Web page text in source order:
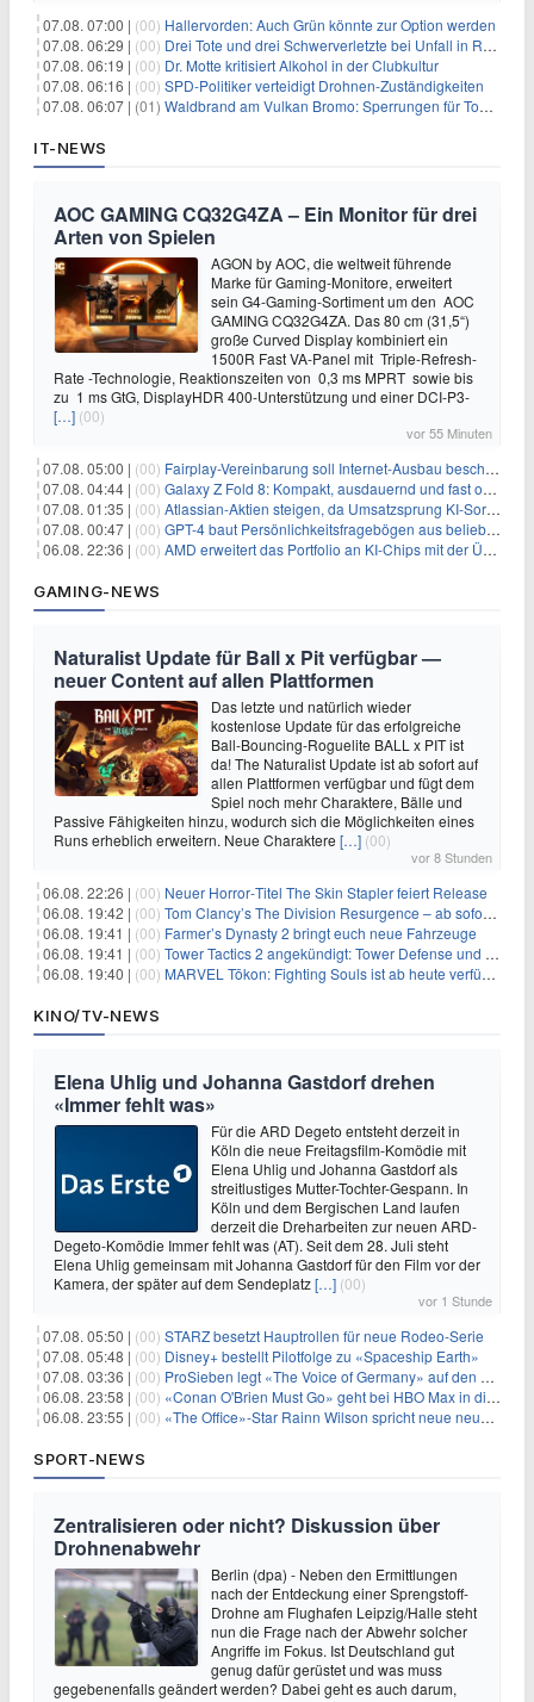
07.08. 07:00 | (00) Hallervorden: Auch Grün könnte zur Option werden
07.08. 06:29 | (00) Drei Tote und drei Schwerverletzte bei Unfall in Rheinland-Pfalz
07.08. 06:19 | (00) Dr. Motte kritisiert Alkohol in der Clubkultur
07.08. 06:16 | (00) SPD-Politiker verteidigt Drohnen-Zuständigkeiten
07.08. 06:07 | (01) Waldbrand am Vulkan Bromo: Sperrungen für Touristen
IT-NEWS
AOC GAMING CQ32G4ZA – Ein Monitor für drei
Arten von Spielen
AGON by AOC, die weltweit führende
Marke für Gaming-Monitore, erweitert
sein G4-Gaming-Sortiment um den AOC
GAMING CQ32G4ZA. Das 80 cm (31,5“)
große Curved Display kombiniert ein
1500R Fast VA-Panel mit Triple-Refresh-
Rate -Technologie, Reaktionszeiten von 0,3 ms MPRT sowie bis
zu 1 ms GtG, DisplayHDR 400-Unterstützung und einer DCI-P3-
[…] (00)
vor 55 Minuten
07.08. 05:00 | (00) Fairplay-Vereinbarung soll Internet-Ausbau beschleunigen
07.08. 04:44 | (00) Galaxy Z Fold 8: Kompakt, ausdauernd und fast ohne Falte
07.08. 01:35 | (00) Atlassian-Aktien steigen, da Umsatzsprung KI-Sorgen dämpft
07.08. 00:47 | (00) GPT-4 baut Persönlichkeitsfragebögen aus beliebigen Texten und sagt Antworten voraus
06.08. 22:36 | (00) AMD erweitert das Portfolio an KI-Chips mit der Übernahme von Taalas
GAMING-NEWS
Naturalist Update für Ball x Pit verfügbar —
neuer Content auf allen Plattformen
Das letzte und natürlich wieder
kostenlose Update für das erfolgreiche
Ball-Bouncing-Roguelite BALL x PIT ist
da! The Naturalist Update ist ab sofort auf
allen Plattformen verfügbar und fügt dem
Spiel noch mehr Charaktere, Bälle und
Passive Fähigkeiten hinzu, wodurch sich die Möglichkeiten eines
Runs erheblich erweitern. Neue Charaktere […] (00)
vor 8 Stunden
06.08. 22:26 | (00) Neuer Horror‑Titel The Skin Stapler feiert Release
06.08. 19:42 | (00) Tom Clancy’s The Division Resurgence – ab sofort für euch verfügbar
06.08. 19:41 | (00) Farmer’s Dynasty 2 bringt euch neue Fahrzeuge
06.08. 19:41 | (00) Tower Tactics 2 angekündigt: Tower Defense und Deckbuilding Kombo kehrt zurück
06.08. 19:40 | (00) MARVEL Tōkon: Fighting Souls ist ab heute verfügbar
KINO/TV-NEWS
Elena Uhlig und Johanna Gastdorf drehen
«Immer fehlt was»
Für die ARD Degeto entsteht derzeit in
Köln die neue Freitagsfilm-Komödie mit
Elena Uhlig und Johanna Gastdorf als
streitlustiges Mutter-Tochter-Gespann. In
Köln und dem Bergischen Land laufen
derzeit die Dreharbeiten zur neuen ARD-
Degeto-Komödie Immer fehlt was (AT). Seit dem 28. Juli steht
Elena Uhlig gemeinsam mit Johanna Gastdorf für den Film vor der
Kamera, der später auf dem Sendeplatz[…] (00)
vor 1 Stunde
07.08. 05:50 | (00) STARZ besetzt Hauptrollen für neue Rodeo-Serie
07.08. 05:48 | (00) Disney+ bestellt Pilotfolge zu «Spaceship Earth»
07.08. 03:36 | (00) ProSieben legt «The Voice of Germany» auf den Samstag
06.08. 23:58 | (00) «Conan O'Brien Must Go» geht bei HBO Max in die dritte Runde
06.08. 23:55 | (00) «The Office»-Star Rainn Wilson spricht neue neuseeländische Serie «Settling»
SPORT-NEWS
Zentralisieren oder nicht? Diskussion über
Drohnenabwehr
Berlin (dpa) - Neben den Ermittlungen
nach der Entdeckung einer Sprengstoff-
Drohne am Flughafen Leipzig/Halle steht
nun die Frage nach der Abwehr solcher
Angriffe im Fokus. Ist Deutschland gut
genug dafür gerüstet und was muss
gegebenenfalls geändert werden? Dabei geht es auch darum,